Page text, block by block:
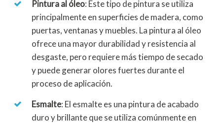
Pintura al óleo: Este tipo de pintura se utiliza
principalmente en superficies de madera, como
puertas, ventanas y muebles. La pintura al óleo
ofrece una mayor durabilidad y resistencia al
desgaste, pero requiere más tiempo de secado
y puede generar olores fuertes durante el
proceso de aplicación.
Esmalte: El esmalte es una pintura de acabado
duro y brillante que se utiliza comúnmente en